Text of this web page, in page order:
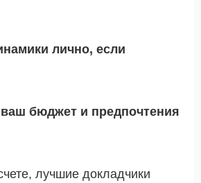
лично, если
бюджет и предпочтения
лучшие докладчики